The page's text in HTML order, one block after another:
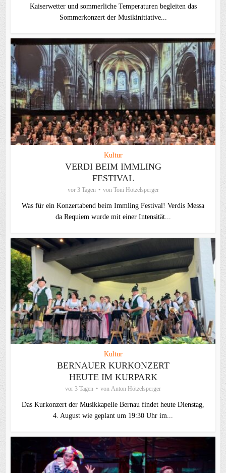
Kaiserwetter und sommerliche Temperaturen begleiten das
Sommerkonzert der Musikinitiative...
Kultur
VERDI BEIM IMMLING
FESTIVAL
vor 3 Tagen von Toni Hötzelsperger
Was für ein Konzertabend beim Immling Festival! Verdis Messa
da Requiem wurde mit einer Intensität...
Kultur
BERNAUER KURKONZERT
HEUTE IM KURPARK
vor 3 Tagen von Anton Hötzelsperger
Das Kurkonzert der Musikkapelle Bernau findet heute Dienstag,
4. August wie geplant um 19:30 Uhr im...